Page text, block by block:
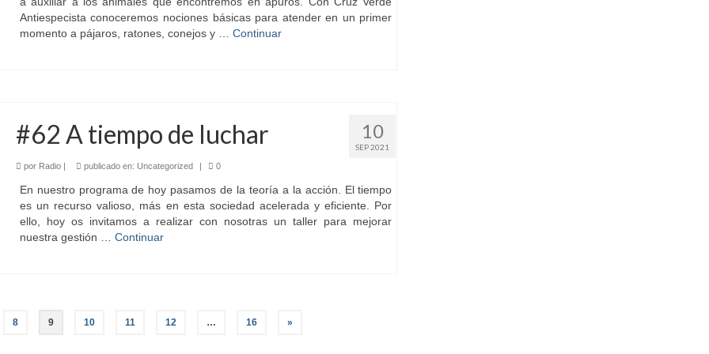
Antiespecista conoceremos nociones básicas para atender en un primer
momento a pájaros, ratones, conejos y … Continuar
10
SEP 2021
#62 A tiempo de luchar
por Radio| publicado en: Uncategorized | 0
En nuestro programa de hoy pasamos de la teoría a la acción. El tiempo
es un recurso valioso, más en esta sociedad acelerada y eficiente. Por
ello, hoy os invitamos a realizar con nosotras un taller para mejorar
nuestra gestión … Continuar
8 9 10 11 12 … 16 »